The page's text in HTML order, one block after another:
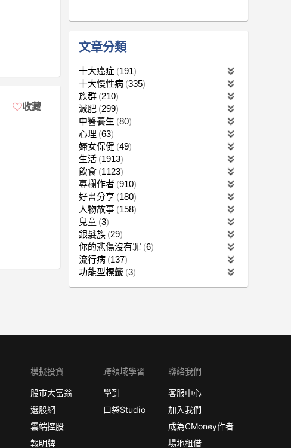
收藏
文章分類
十大癌症 191
十大慢性病 335
族群 210
減肥 299
中醫養生 80
心理 63
婦女保健 49
生活 1913
飲食 1123
專欄作者 910
好書分享 180
人物故事 158
兒童 3
銀髮族 29
你的悲傷沒有罪 6
流行病 137
功能型標籤 3
模擬投資
股市大富翁
選股網
雲端控股
報明牌
跨領域學習
學到
口袋Studio
聯絡我們
客服中心
加入我們
成為CMoney作者
場地租借